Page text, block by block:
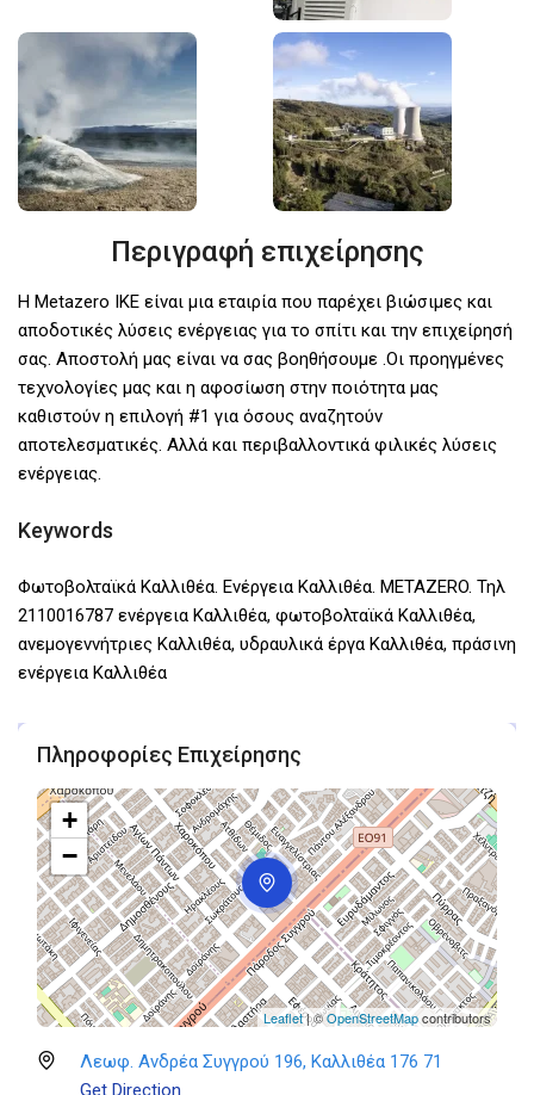
Περιγραφή επιχείρησης
H Metazero IKE είναι μια εταιρία που παρέχει βιώσιμες και
αποδοτικές λύσεις ενέργειας για το σπίτι και την επιχείρησή
σας. Aποστολή μας είναι να σας βοηθήσουμε .Οι προηγμένες
τεχνολογίες μας και η αφοσίωση στην ποιότητα μας
καθιστούν η επιλογή #1 για όσους αναζητούν
αποτελεσματικές. Αλλά και περιβαλλοντικά φιλικές λύσεις
ενέργειας.
Keywords
Φωτοβολταϊκά Καλλιθέα. Ενέργεια Καλλιθέα. ΜΕΤΑΖΕRO. Τηλ
2110016787 ενέργεια Καλλιθέα, φωτοβολταϊκά Καλλιθέα,
ανεμογεννήτριες Καλλιθέα, υδραυλικά έργα Καλλιθέα, πράσινη
ενέργεια Καλλιθέα
Πληροφορίες Επιχείρησης
+
−
Leaflet| ©OpenStreetMapcontributors
Λεωφ. Ανδρέα Συγγρού 196, Καλλιθέα 176 71
Get Direction